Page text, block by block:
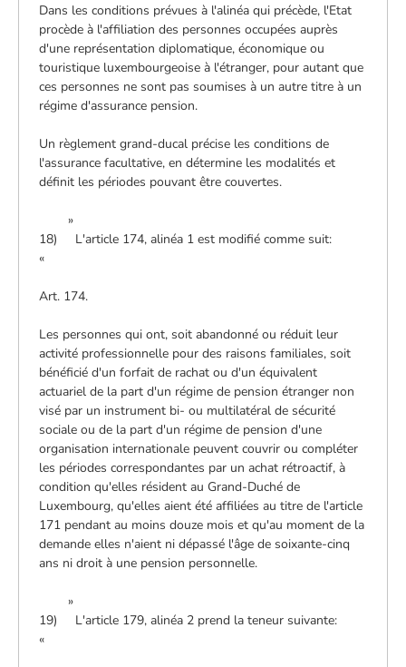
Dans les conditions prévues à l'alinéa qui précède, l'Etat
procède à l'affiliation des personnes occupées auprès
d'une représentation diplomatique, économique ou
touristique luxembourgeoise à l'étranger, pour autant que
ces personnes ne sont pas soumises à un autre titre à un
régime d'assurance pension.
Un règlement grand-ducal précise les conditions de
l'assurance facultative, en détermine les modalités et
définit les périodes pouvant être couvertes.
»
18) L'article 174, alinéa 1 est modifié comme suit:
«
Art. 174.
Les personnes qui ont, soit abandonné ou réduit leur
activité professionnelle pour des raisons familiales, soit
bénéficié d'un forfait de rachat ou d'un équivalent
actuariel de la part d'un régime de pension étranger non
visé par un instrument bi- ou multilatéral de sécurité
sociale ou de la part d'un régime de pension d'une
organisation internationale peuvent couvrir ou compléter
les périodes correspondantes par un achat rétroactif, à
condition qu'elles résident au Grand-Duché de
Luxembourg, qu'elles aient été affiliées au titre de l'article
171 pendant au moins douze mois et qu'au moment de la
demande elles n'aient ni dépassé l'âge de soixante-cinq
ans ni droit à une pension personnelle.
»
19) L'article 179, alinéa 2 prend la teneur suivante:
«